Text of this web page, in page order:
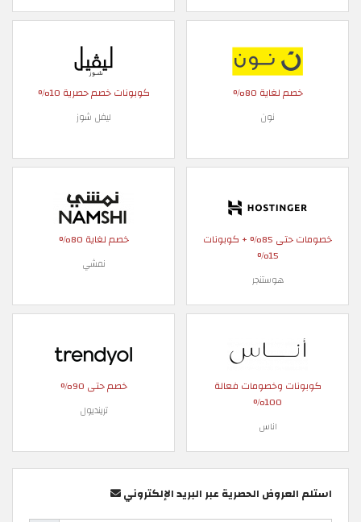
خصم لغاية 80%
نون
كوبونات خصم حصرية 10%
ليفل شوز
خصومات حتى 85% + كوبونات
15%
هوستنجر
خصم لغاية 80%
نمشي
كوبونات وخصومات فعالة
100%
اناس
خصم حتى 90%
ترينديول
استلم العروض الحصرية عبر البريد الإلكتروني